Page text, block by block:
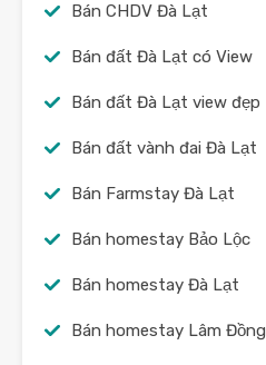
Bán CHDV Đà Lạt
Bán đất Đà Lạt có View
Bán đất Đà Lạt view đẹp
Bán đất vành đai Đà Lạt
Bán Farmstay Đà Lạt
Bán homestay Bảo Lộc
Bán homestay Đà Lạt
Bán homestay Lâm Đồng